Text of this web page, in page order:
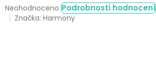
Průměrné
hodnocení
Neohodnoceno Podrobnosti hodnocení
Značka:Harmony